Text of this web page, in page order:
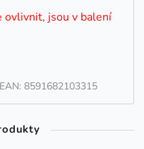
ovlivnit, jsou v balení
EAN: 8591682103315